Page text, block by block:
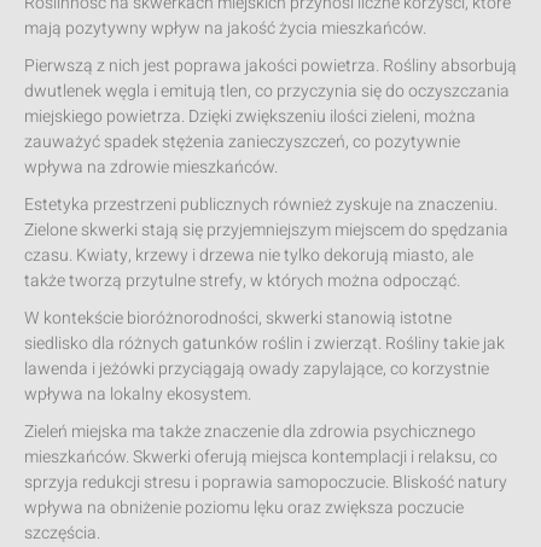
mają pozytywny wpływ na jakość życia mieszkańców.
Pierwszą z nich jest poprawa jakości powietrza. Rośliny absorbują
dwutlenek węgla i emitują tlen, co przyczynia się do oczyszczania
miejskiego powietrza. Dzięki zwiększeniu ilości zieleni, można
zauważyć spadek stężenia zanieczyszczeń, co pozytywnie
wpływa na zdrowie mieszkańców.
Estetyka przestrzeni publicznych również zyskuje na znaczeniu.
Zielone skwerki stają się przyjemniejszym miejscem do spędzania
czasu. Kwiaty, krzewy i drzewa nie tylko dekorują miasto, ale
także tworzą przytulne strefy, w których można odpocząć.
W kontekście bioróżnorodności, skwerki stanowią istotne
siedlisko dla różnych gatunków roślin i zwierząt. Rośliny takie jak
lawenda i jeżówki przyciągają owady zapylające, co korzystnie
wpływa na lokalny ekosystem.
Zieleń miejska ma także znaczenie dla zdrowia psychicznego
mieszkańców. Skwerki oferują miejsca kontemplacji i relaksu, co
sprzyja redukcji stresu i poprawia samopoczucie. Bliskość natury
wpływa na obniżenie poziomu lęku oraz zwiększa poczucie
szczęścia.